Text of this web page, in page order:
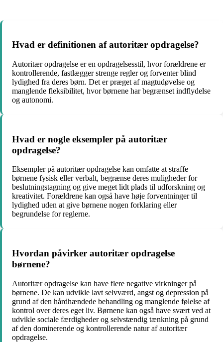
Hvad er definitionen af ​​autoritær opdragelse?
Autoritær opdragelse er en opdragelsesstil, hvor forældrene er
kontrollerende, fastlægger strenge regler og forventer blind
lydighed fra deres børn. Det er præget af magtudøvelse og
manglende fleksibilitet, hvor børnene har begrænset indflydelse
og autonomi.
Hvad er nogle eksempler på autoritær
opdragelse?
Eksempler på autoritær opdragelse kan omfatte at straffe
børnene fysisk eller verbalt, begrænse deres muligheder for
beslutningstagning og give meget lidt plads til udforskning og
kreativitet. Forældrene kan også have høje forventninger til
lydighed uden at give børnene nogen forklaring eller
begrundelse for reglerne.
Hvordan påvirker autoritær opdragelse
børnene?
Autoritær opdragelse kan have flere negative virkninger på
børnene. De kan udvikle lavt selvværd, angst og depression på
grund af den hårdhændede behandling og manglende følelse af
kontrol over deres eget liv. Børnene kan også have svært ved at
udvikle sociale færdigheder og selvstændig tænkning på grund
af den dominerende og kontrollerende natur af autoritær
opdragelse.